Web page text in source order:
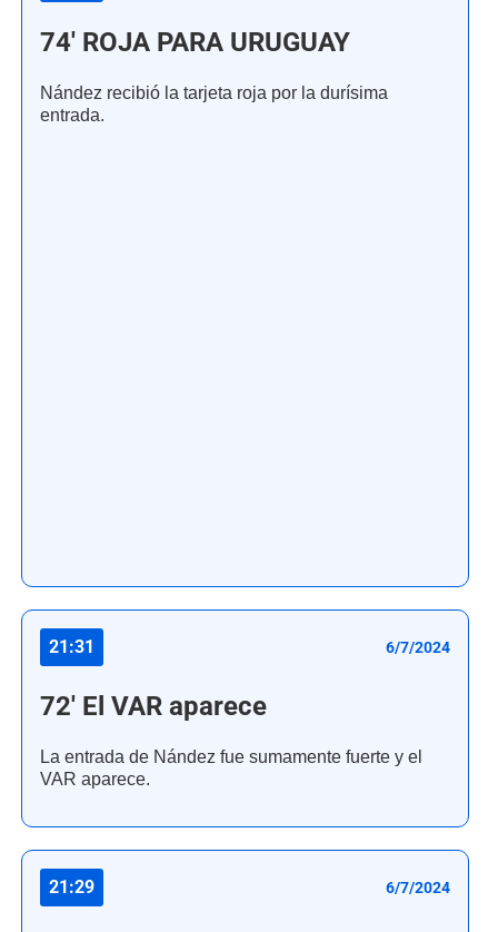
74' ROJA PARA URUGUAY
Nández recibió la tarjeta roja por la durísima
entrada.
21:31 6/7/2024
72' El VAR aparece
La entrada de Nández fue sumamente fuerte y el
VAR aparece.
21:29 6/7/2024